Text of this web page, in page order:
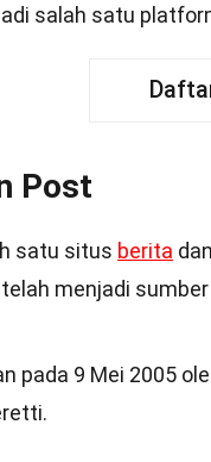
salah satu
Post
satu situs berita
menjadi
pada 9 Mei 2005